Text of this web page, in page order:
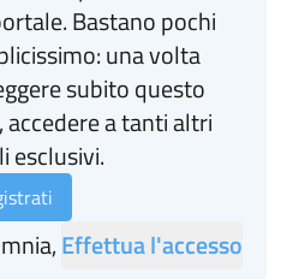
Bastano pochi
una volta
subito questo
a tanti altri
esclusivi.
Effettua l'accesso